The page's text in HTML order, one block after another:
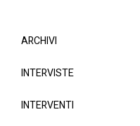
ARCHIVI
INTERVISTE
INTERVENTI